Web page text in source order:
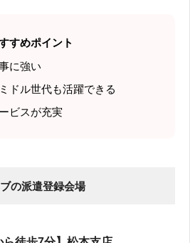
すめポイント
に強い
ドル世代も活躍できる
ビスが充実
の派遣登録会場